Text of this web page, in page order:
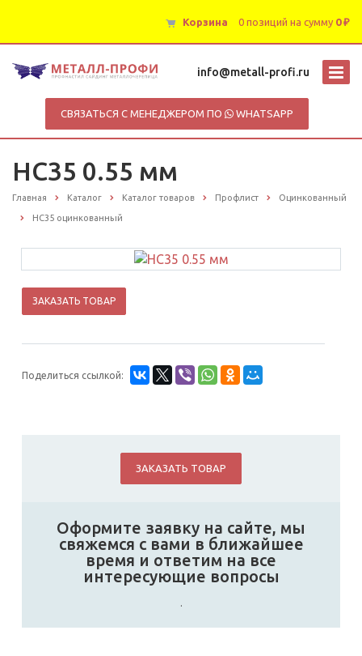
Корзина 0 позиций на сумму 0 ₽
info@metall-profi.ru
СВЯЗАТЬСЯ С МЕНЕДЖЕРОМ ПО WHATSAPP
НС35 0.55 мм
Главная Каталог Каталог товаров Профлист Оцинкованный
НС35 оцинкованный
ЗАКАЗАТЬ ТОВАР
Поделиться ссылкой:
ЗАКАЗАТЬ ТОВАР
Оформите заявку на сайте, мы
свяжемся с вами в ближайшее
время и ответим на все
интересующие вопросы
.